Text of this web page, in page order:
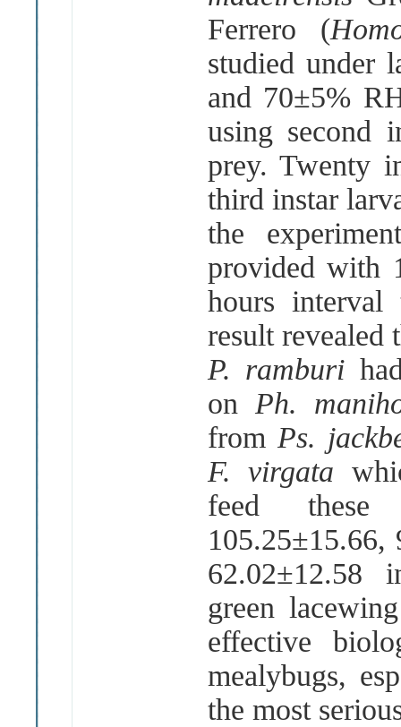
Ferrero (
studied under
and 70±5%
using second
prey. Twenty
third instar
the
provided with
hours
result revealed
P. ramburi
on Ph.
from Ps.
F. virgata
feed these
105.25±15.66,
62.02±12.58
green
effective
mealybugs,
the most